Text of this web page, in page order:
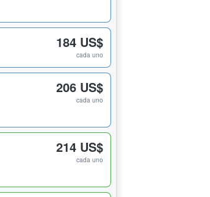
184 US$
cada uno
206 US$
cada uno
214 US$
cada uno